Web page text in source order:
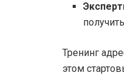
Тренинг
этом